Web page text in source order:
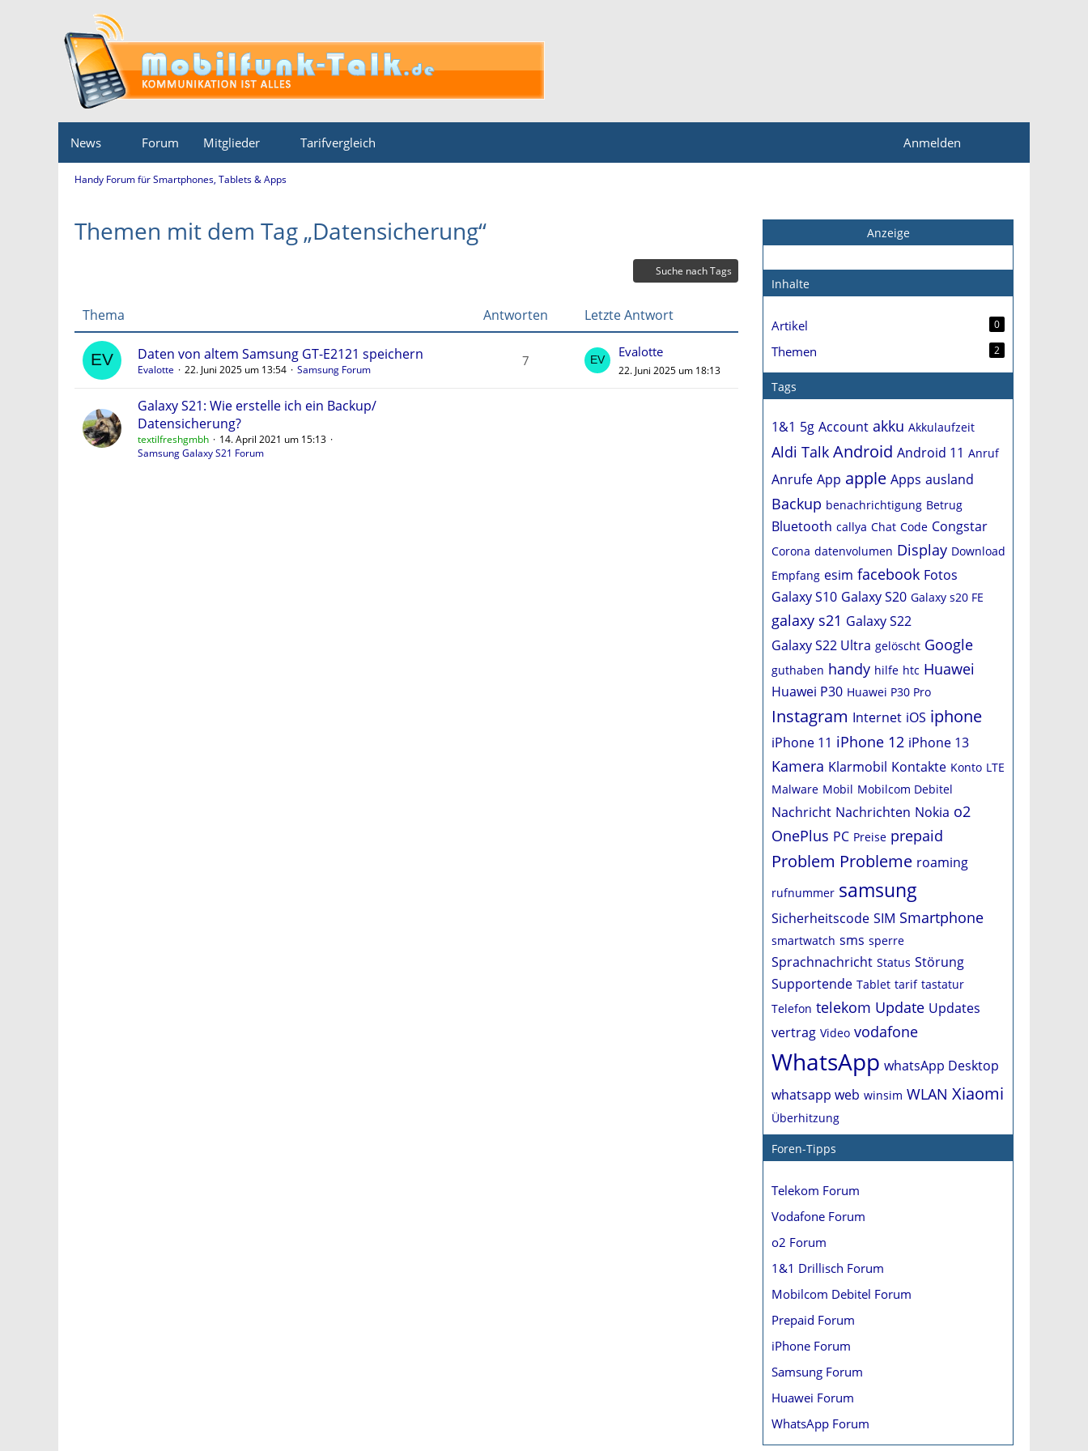
News Forum Mitglieder Tarifvergleich Anmelden
Handy Forum für Smartphones, Tablets & Apps
Themen mit dem Tag „Datensicherung“
Suche nach Tags
Thema Antworten Letzte Antwort
Daten von altem Samsung GT-E2121 speichern
Evalotte 22. Juni 2025 um 13:54 Samsung Forum
7
Evalotte
22. Juni 2025 um 18:13
Galaxy S21: Wie erstelle ich ein Backup/
Datensicherung?
textilfreshgmbh
14. April 2021 um 15:13
Samsung Galaxy S21 Forum
Anzeige
Inhalte
Artikel 0
Themen 2
Tags
1&1 5g Account akku Akkulaufzeit
Aldi Talk Android Android 11 Anruf
Anrufe App apple Apps ausland
Backup benachrichtigung Betrug
Bluetooth callya Chat Code Congstar
Corona datenvolumen Display Download
Empfang esim facebook Fotos
Galaxy S10 Galaxy S20 Galaxy s20 FE
galaxy s21 Galaxy S22
Galaxy S22 Ultra gelöscht Google
guthaben handy hilfe htc Huawei
Huawei P30 Huawei P30 Pro
Instagram Internet iOS iphone
iPhone 11 iPhone 12 iPhone 13
Kamera Klarmobil Kontakte Konto LTE
Malware Mobil Mobilcom Debitel
Nachricht Nachrichten Nokia o2
OnePlus PC Preise prepaid
Problem Probleme roaming
rufnummer samsung
Sicherheitscode SIM Smartphone
smartwatch sms sperre
Sprachnachricht Status Störung
Supportende Tablet tarif tastatur
Telefon telekom Update Updates
vertrag Video vodafone
WhatsApp whatsApp Desktop
whatsapp web winsim WLAN Xiaomi
Überhitzung
Foren-Tipps
Telekom Forum
Vodafone Forum
o2 Forum
1&1 Drillisch Forum
Mobilcom Debitel Forum
Prepaid Forum
iPhone Forum
Samsung Forum
Huawei Forum
WhatsApp Forum